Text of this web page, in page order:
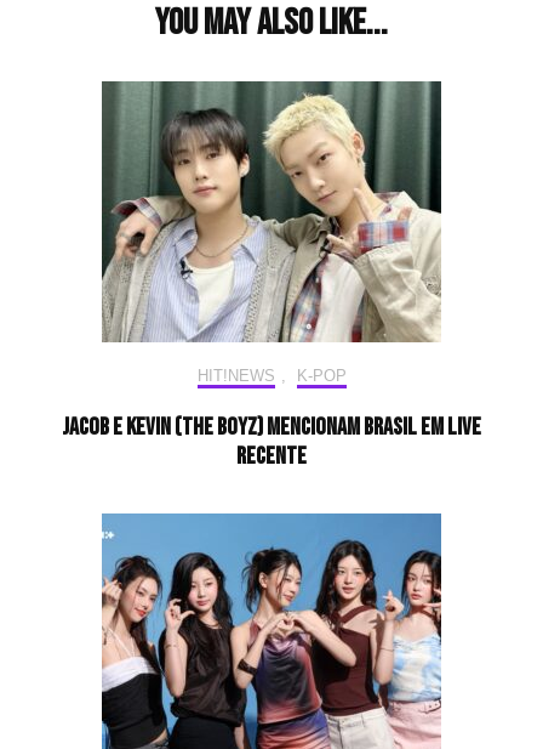
You may also like...
HIT!NEWS , K-POP
Jacob e Kevin (THE BOYZ) mencionam Brasil em live
recente